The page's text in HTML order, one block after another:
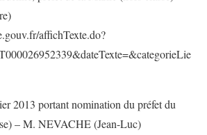
affichTexte.do?
2013 portant nomination du préfet du
– M. NEVACHE (Jean-Luc)